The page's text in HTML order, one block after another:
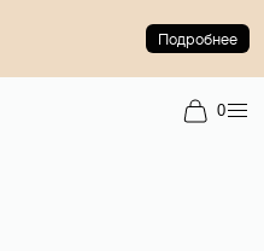
Подробнее
0